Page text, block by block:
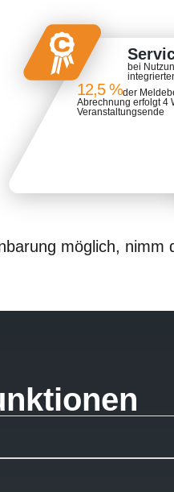
bei
12,5 %der
Abrechnung erfolgt 4
Veranstaltungsende
möglich, nimm